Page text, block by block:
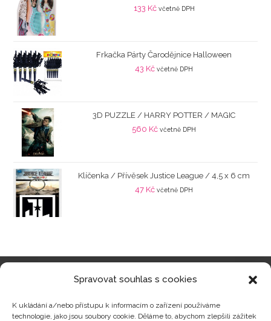
Spravovat souhlas s cookies
K ukládání a/nebo přístupu k informacím o zařízení používáme
technologie, jako jsou soubory cookie. Děláme to, abychom zlepšili zážitek
133 Kč včetně DPH
Frkačka Párty Čarodějnice Halloween
43 Kč včetně DPH
3D PUZZLE / HARRY POTTER / MAGIC
560 Kč včetně DPH
Klíčenka / Přívěsek Justice League / 4,5 x 6 cm
47 Kč včetně DPH